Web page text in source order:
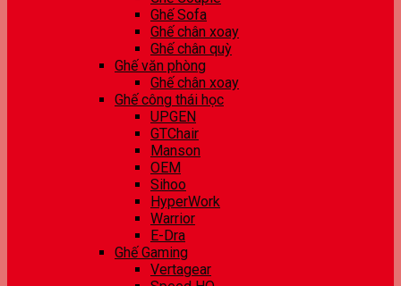
Ghế Sofa
Ghế chân xoay
Ghế chân quỳ
Ghế văn phòng
Ghế chân xoay
Ghế công thái học
UPGEN
GTChair
Manson
OEM
Sihoo
HyperWork
Warrior
E-Dra
Ghế Gaming
Vertagear